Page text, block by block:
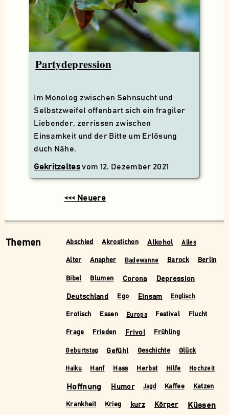
Partydepression
Im Monolog zwischen Sehnsucht und
Selbstzweifel offenbart sich ein fragiler
Liebender, zerrissen zwischen
Einsamkeit und der Bitte um Erlösung
duch Nähe.
Gekritzeltesvom 12. Dezember 2021
<<< Neuere
Themen Abschied Akrostichon Alkohol Alles
Alter Anapher Badewanne Barock Berlin
Bibel Blumen Corona Depression
Deutschland Ego Einsam Englisch
Erotisch Essen Europa Festival Flucht
Frage Frieden Frivol Frühling
Geburtstag Gefühl Geschichte Glück
Haiku Hanf Hass Herbst Hilfe Hochzeit
Hoffnung Humor Jagd Kaffee Katzen
Krankheit Krieg kurz Körper Küssen